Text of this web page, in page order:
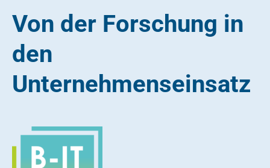
Von der Forschung in
den
Unternehmenseinsatz